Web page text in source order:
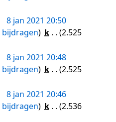
8 jan 2021 20:50
bijdragen k
2.525
8 jan 2021 20:48
bijdragen k
2.525
8 jan 2021 20:46
bijdragen k
2.536